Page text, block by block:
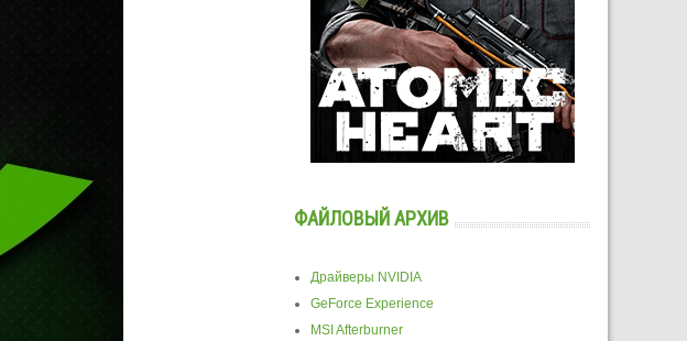
ФАЙЛОВЫЙ АРХИВ
Драйверы NVIDIA
GeForce Experience
MSI Afterburner